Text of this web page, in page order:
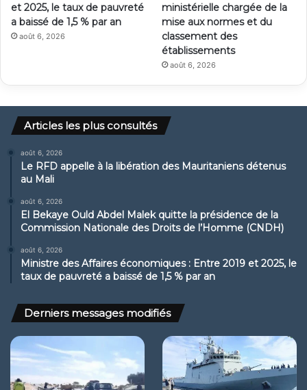
et 2025, le taux de pauvreté
a baissé de 1,5 % par an
août 6, 2026
ministérielle chargée de la
mise aux normes et du
classement des
établissements
août 6, 2026
Articles les plus consultés
août 6, 2026
Le RFD appelle à la libération des Mauritaniens détenus
au Mali
août 6, 2026
El Bekaye Ould Abdel Malek quitte la présidence de la
Commission Nationale des Droits de l’Homme (CNDH)
août 6, 2026
Ministre des Affaires économiques : Entre 2019 et 2025, le
taux de pauvreté a baissé de 1,5 % par an
Derniers messages modifiés